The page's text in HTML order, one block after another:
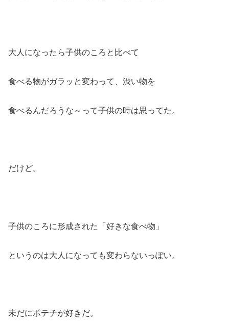
大人になったら子供のころと比べて
食べる物がガラッと変わって、渋い物を
食べるんだろうな～って子供の時は思ってた。
だけど。
子供のころに形成された「好きな食べ物」
というのは大人になっても変わらないっぽい。
未だにポテチが好きだ。